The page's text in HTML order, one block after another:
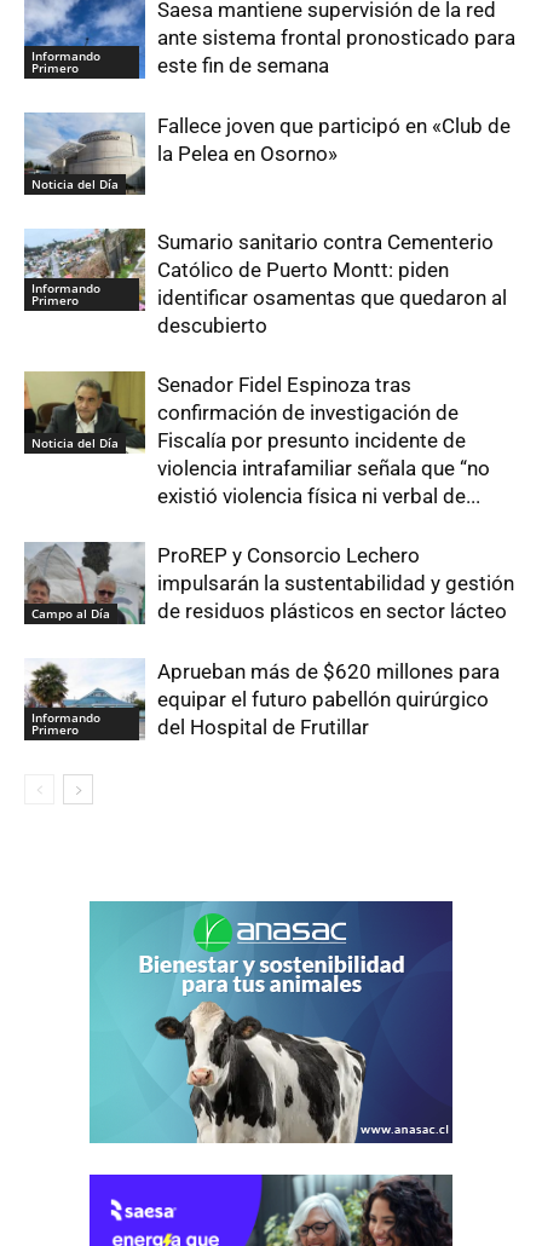
Informando
Primero
Saesa mantiene supervisión de la red
ante sistema frontal pronosticado para
este fin de semana
Noticia del Día
Fallece joven que participó en «Club de
la Pelea en Osorno»
Informando
Primero
Sumario sanitario contra Cementerio
Católico de Puerto Montt: piden
identificar osamentas que quedaron al
descubierto
Noticia del Día
Senador Fidel Espinoza tras
confirmación de investigación de
Fiscalía por presunto incidente de
violencia intrafamiliar señala que “no
existió violencia física ni verbal de...
Campo al Día
ProREP y Consorcio Lechero
impulsarán la sustentabilidad y gestión
de residuos plásticos en sector lácteo
Informando
Primero
Aprueban más de $620 millones para
equipar el futuro pabellón quirúrgico
del Hospital de Frutillar